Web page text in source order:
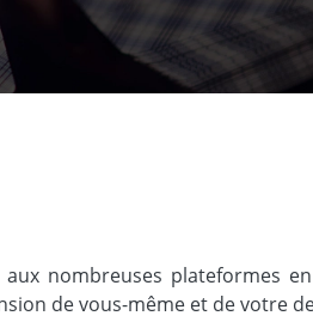
nombreuses plateformes
de vous-même et de votre